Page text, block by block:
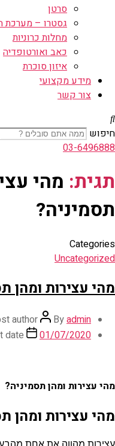
סרטן
גסטרו – מערכת
מחלות כרוניות
כאב ואורטופדיה
איזון סוכרת
מידע מקצועי
צור קשר
חיפוש
03-6496888
תגית: מהי
תסמיניה?
Categories
Uncategorized
מהי עצירות ומהן
author Byadmin
date
01/07/2020
מהי עצירות ומהן תסמיניה?
מהי עצירות ומהן